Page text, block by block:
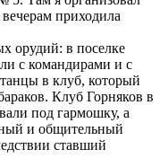
приходила
орудий: в поселке
с командирами и с
в клуб, который
Клуб Горняков в
под гармошку, а
и общительный
ставший